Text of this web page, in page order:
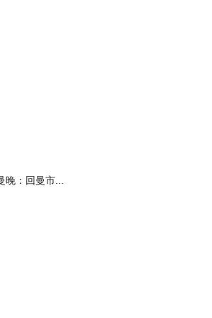
晚：回曼市...